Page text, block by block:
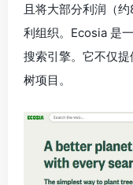
且将大部分利润（
利组织。Ecosia 是
搜索引擎。它不仅
树项目。